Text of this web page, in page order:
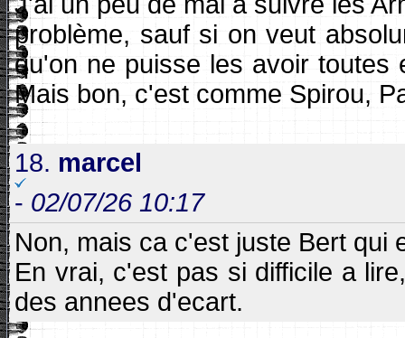
problème, sauf si on veut
qu'on ne puisse les avoir toutes
Mais bon, c'est comme Spirou,
18. marcel
- 02/07/26 10:17
Non, mais ca c'est juste Bert qui
En vrai, c'est pas si difficile a
des annees d'ecart.